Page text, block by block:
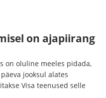
on ajapiirang
on oluline meeles pidada,
jooksul alates
Visa teenused selle